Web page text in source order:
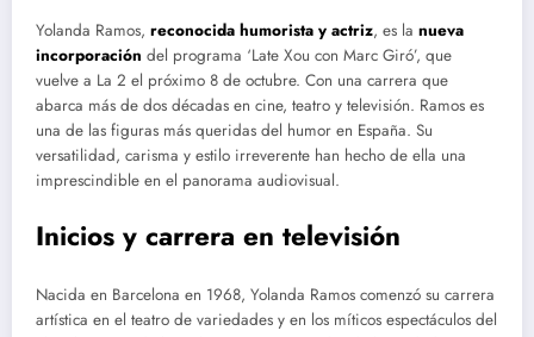
Yolanda Ramos, reconocida humorista y actriz, es la nueva
incorporación del programa ‘Late Xou con Marc Giró’, que
vuelve a La 2 el próximo 8 de octubre. Con una carrera que
abarca más de dos décadas en cine, teatro y televisión. Ramos es
una de las figuras más queridas del humor en España. Su
versatilidad, carisma y estilo irreverente han hecho de ella una
imprescindible en el panorama audiovisual.
Inicios y carrera en televisión
Nacida en Barcelona en 1968, Yolanda Ramos comenzó su carrera
artística en el teatro de variedades y en los míticos espectáculos del